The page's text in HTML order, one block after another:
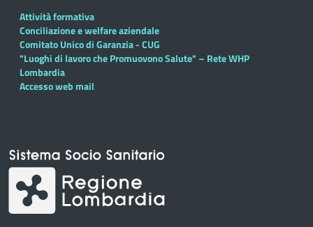
Attività formativa
Conciliazione e welfare aziendale
Comitato Unico di Garanzia - CUG
"Luoghi di lavoro che Promuovono Salute" – Rete WHP
Lombardia
Accesso web mail